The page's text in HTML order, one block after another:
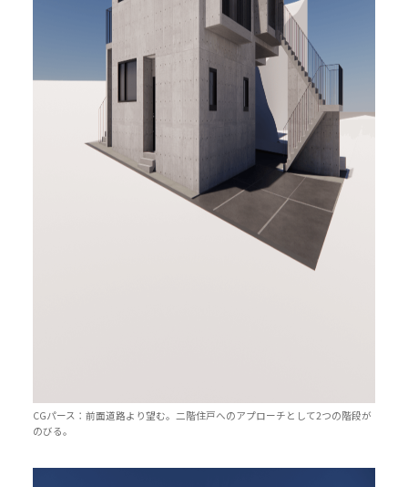
CGパース：前面道路より望む。二階住戸へのアプローチとして2つの階段が
のびる。